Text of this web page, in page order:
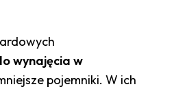
wynajęcia w
pojemniki. W ich